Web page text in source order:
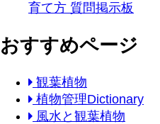
育て方 質問掲示板
おすすめページ
観葉植物
植物管理Dictionary
風水と観葉植物